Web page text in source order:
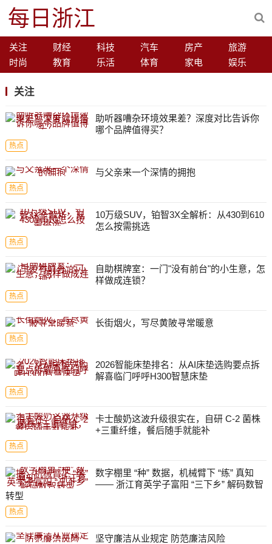
每日浙江
关注 财经 科技 汽车 房产
旅游
时尚
教育 乐活 体育 家电 娱乐
关注
​助听器嘈杂环境效果差？深度对比告诉你
哪个品牌值得买？
热点
与父亲来一个深情的拥抱
热点
10万级SUV，铂智3X全解析：从430到610
怎么按需挑选
热点
自助棋牌室：一门"没有前台"的小生意，怎
样做成连锁？
热点
长街烟火，写尽黄陂寻常暖意
热点
2026智能床垫排名：从AI床垫选购要点拆
解喜临门呼呼H300智慧床垫
热点
卡士酸奶这波升级很实在，自研 C-2 菌株
+三重纤维，餐后随手就能补
热点
数字棚里 “种” 数据，机械臂下 “练” 真知
—— 浙江育英学子富阳 “三下乡” 解码数智
转型
热点
坚守廉洁从业规定 防范廉洁风险